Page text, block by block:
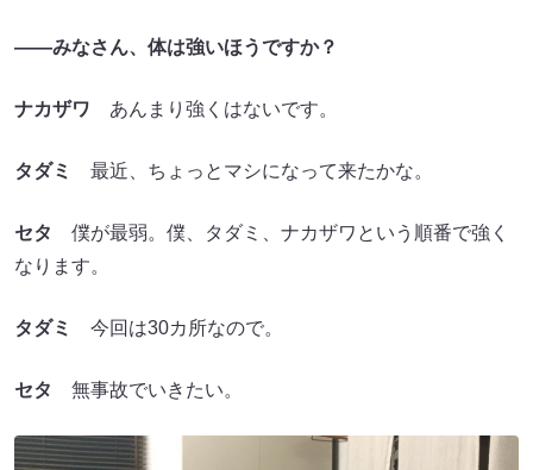
――みなさん、体は強いほうですか？
ナカザワ あんまり強くはないです。
タダミ 最近、ちょっとマシになって来たかな。
セタ
僕が最弱。僕、タダミ、ナカザワという順番で強く
なります。
タダミ 今回は30カ所なので。
セタ 無事故でいきたい。